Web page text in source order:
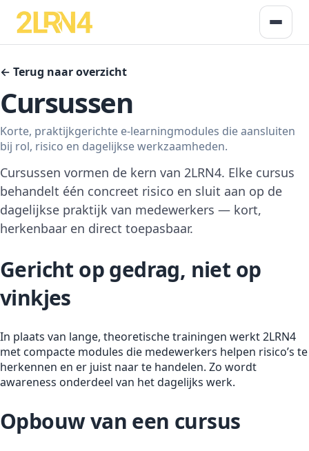
← Terug naar overzicht
Cursussen
Korte, praktijkgerichte e-learningmodules die aansluiten
bij rol, risico en dagelijkse werkzaamheden.
Cursussen vormen de kern van 2LRN4. Elke cursus
behandelt één concreet risico en sluit aan op de
dagelijkse praktijk van medewerkers — kort,
herkenbaar en direct toepasbaar.
Gericht op gedrag, niet op
vinkjes
In plaats van lange, theoretische trainingen werkt 2LRN4
met compacte modules die medewerkers helpen risico’s te
herkennen en er juist naar te handelen. Zo wordt
awareness onderdeel van het dagelijks werk.
Opbouw van een cursus